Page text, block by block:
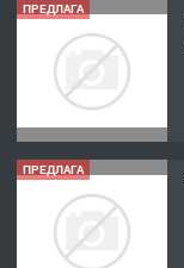
ПРЕДЛАГА
ПРЕДЛАГА